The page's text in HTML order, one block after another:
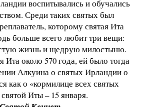
воспитывались и обучались
Среди таких святых был
которому святая Ита
больше всего любит три вещи:
жизнь и щедрую милостыню.
Ита около 570 года, ей было тогда
Алкуина о святых Ирландии о
как о «кормилице всех святых
Иты – 15 января.